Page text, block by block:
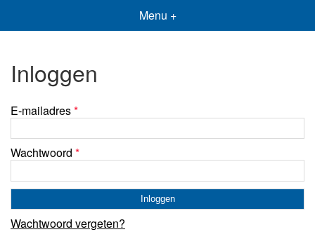
Menu +
Inloggen
E-mailadres*
Wachtwoord *
Wachtwoord vergeten?